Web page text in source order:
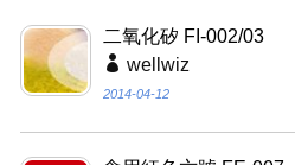
二氧化矽 FI-002/03
wellwiz
2014-04-12